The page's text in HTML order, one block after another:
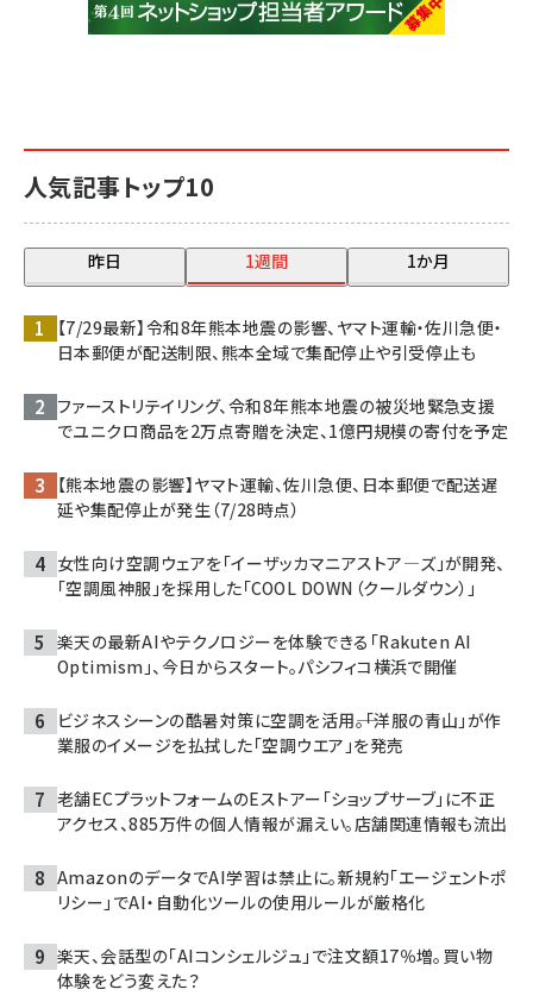
人気記事トップ10
昨日 1週間 1か月
【7/29最新】令和8年熊本地震の影響、ヤマト運輸・佐川急便・
日本郵便が配送制限、熊本全域で集配停止や引受停止も
ファーストリテイリング、令和8年熊本地震の被災地緊急支援
でユニクロ商品を2万点寄贈を決定、1億円規模の寄付を予定
【熊本地震の影響】ヤマト運輸、佐川急便、日本郵便で配送遅
延や集配停止が発生（7/28時点）
女性向け空調ウェアを「イーザッカマニアストア―ズ」が開発、
「空調風神服」を採用した「COOL DOWN（クールダウン）」
楽天の最新AIやテクノロジーを体験できる「Rakuten AI
Optimism」、今日からスタート。パシフィコ横浜で開催
ビジネスシーンの酷暑対策に空調を活用――。「洋服の青山」が作
業服のイメージを払拭した「空調ウエア」を発売
老舗ECプラットフォームのEストアー「ショップサーブ」に不正
アクセス、885万件の個人情報が漏えい。店舗関連情報も流出
AmazonのデータでAI学習は禁止に。新規約「エージェントポ
リシー」でAI・自動化ツールの使用ルールが厳格化
楽天、会話型の「AIコンシェルジュ」で注文額17％増。買い物
体験をどう変えた？